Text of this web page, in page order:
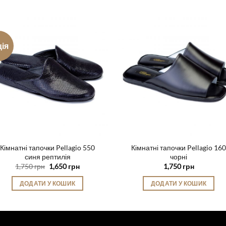
Кімнатні тапочки Pellagio 550
синя рептилія
1,750грн Оригінальна
1,750 грн.
1,650грнПоточна
ДОДАТИ У КОШИК
Кімнатні тапочки Pellagio 160
чорні
1,750грн
ДОДАТИ У КОШИК